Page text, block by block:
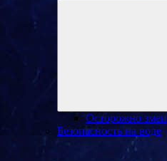
Осторожно змеи
Безопасность на воде